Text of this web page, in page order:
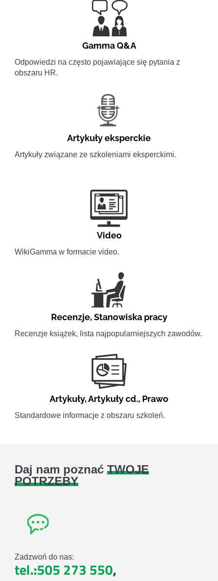
Gamma Q&A
Odpowiedzi na często pojawiające się pytania z
obszaru HR.
Artykuły eksperckie
Artykuły związane ze szkoleniami eksperckimi.
Video
WikiGamma w formacie video.
Recenzje,Stanowiska pracy
Recenzje książek, lista najpopularniejszych zawodów.
Artykuły,Artykuły cd., Prawo
Standardowe informacje z obszaru szkoleń.
Daj nam poznać TWOJE
POTRZEBY
Zadzwoń do nas:
tel.:505 273 550,